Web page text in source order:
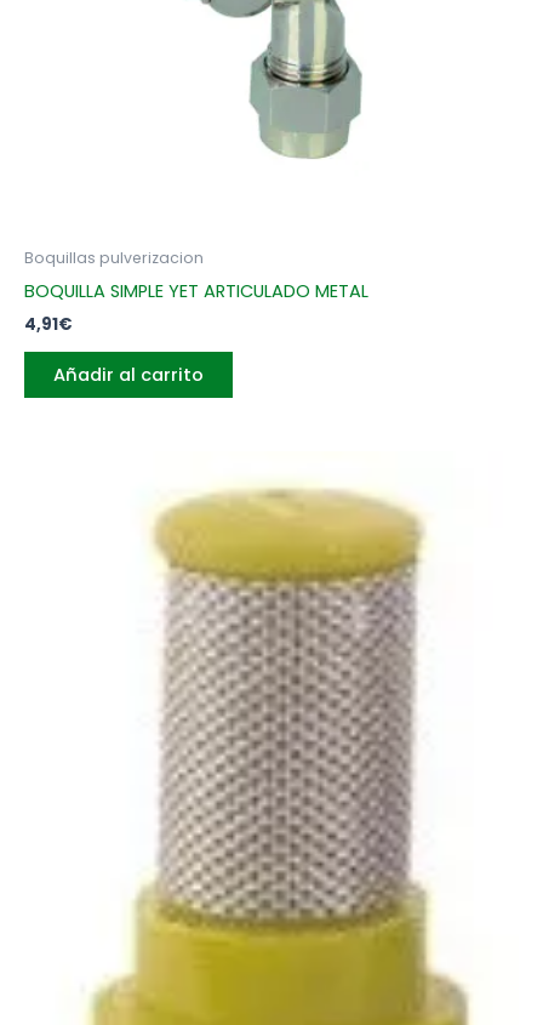
Boquillas pulverizacion
BOQUILLA SIMPLE YET ARTICULADO METAL
4,91€
Añadir al carrito